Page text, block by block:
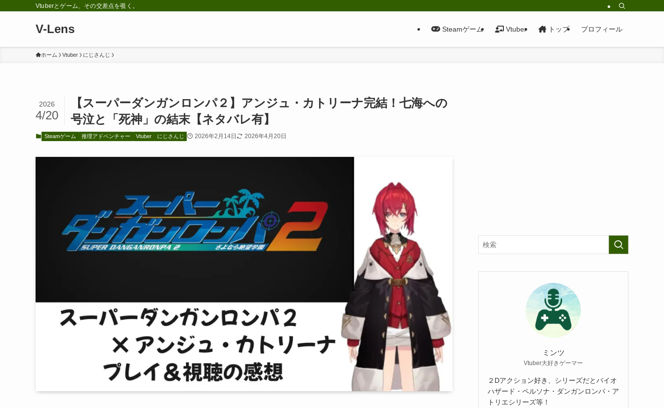
Vtuberとゲーム、その交差点を覗く。
V-Lens Steamゲーム Vtuber トップ プロフィール
ホーム Vtuber にじさんじ
【スーパーダンガンロンパ２】アンジュ・カトリーナ完結！七海への
号泣と「死神」の結末【ネタバレ有】
2026
4/20
Steamゲーム 推理アドベンチャー Vtuber にじさんじ 2026年2月14日 2026年4月20日
ミンツ
Vtuber大好きゲーマー
２Dアクション好き、シリーズだとバイオ
ハザード・ペルソナ・ダンガンロンパ・ア
トリエシリーズ等！